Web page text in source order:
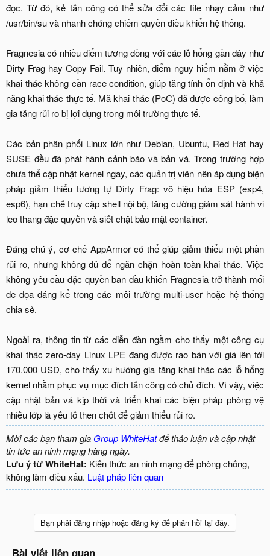
đọc. Từ đó, kẻ tấn công có thể sửa đổi các file nhạy cảm như
/usr/bin/su và nhanh chóng chiếm quyền điều khiển hệ thống.
Fragnesia có nhiều điểm tương đồng với các lỗ hổng gần đây như
Dirty Frag hay Copy Fail. Tuy nhiên, điểm nguy hiểm nằm ở việc
khai thác không cần race condition, giúp tăng tính ổn định và khả
năng khai thác thực tế. Mã khai thác (PoC) đã được công bố, làm
gia tăng rủi ro bị lợi dụng trong môi trường thực tế.
Các bản phân phối Linux lớn như Debian, Ubuntu, Red Hat hay
SUSE đều đã phát hành cảnh báo và bản vá. Trong trường hợp
chưa thể cập nhật kernel ngay, các quản trị viên nên áp dụng biện
pháp giảm thiểu tương tự Dirty Frag: vô hiệu hóa ESP (esp4,
esp6), hạn chế truy cập shell nội bộ, tăng cường giám sát hành vi
leo thang đặc quyền và siết chặt bảo mật container.
Đáng chú ý, cơ chế AppArmor có thể giúp giảm thiểu một phần
rủi ro, nhưng không đủ để ngăn chặn hoàn toàn khai thác. Việc
không yêu cầu đặc quyền ban đầu khiến Fragnesia trở thành mối
đe dọa đáng kể trong các môi trường multi-user hoặc hệ thống
chia sẻ.
Ngoài ra, thông tin từ các diễn đàn ngầm cho thấy một công cụ
khai thác zero-day Linux LPE đang được rao bán với giá lên tới
170.000 USD, cho thấy xu hướng gia tăng khai thác các lỗ hổng
kernel nhằm phục vụ mục đích tấn công có chủ đích. Vì vậy, việc
cập nhật bản vá kịp thời và triển khai các biện pháp phòng vệ
nhiều lớp là yếu tố then chốt để giảm thiểu rủi ro.​
Mời các bạn tham gia Group WhiteHatđể thảo luận và cập nhật
tin tức an ninh mạng hàng ngày.
Lưu ý từ WhiteHat: Kiến thức an ninh mạng để phòng chống,
không làm điều xấu. Luật pháp liên quan
Bạn phải đăng nhập hoặc đăng ký để phản hồi tại đây.